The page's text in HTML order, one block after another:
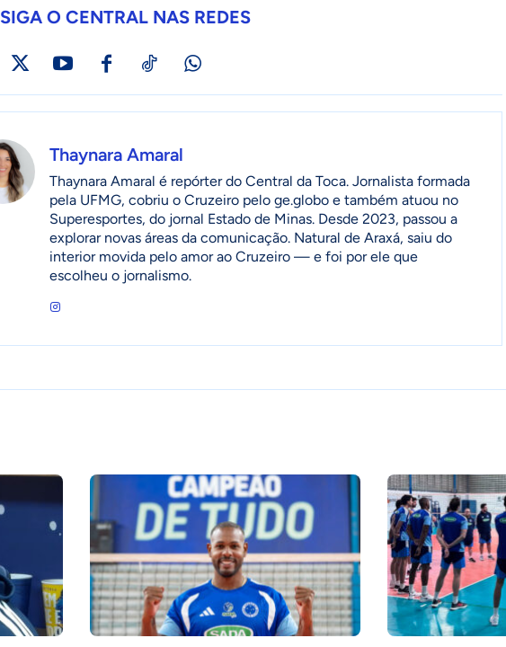
SIGA O CENTRAL NAS REDES
Thaynara Amaral
Thaynara Amaral é repórter do Central da Toca. Jornalista formada
pela UFMG, cobriu o Cruzeiro pelo ge.globo e também atuou no
Superesportes, do jornal Estado de Minas. Desde 2023, passou a
explorar novas áreas da comunicação. Natural de Araxá, saiu do
interior movida pelo amor ao Cruzeiro — e foi por ele que
escolheu o jornalismo.